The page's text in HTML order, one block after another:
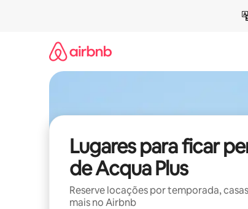
Lugares para ficar
de Acqua Plus
Reserve locações por temporada,
mais no Airbnb